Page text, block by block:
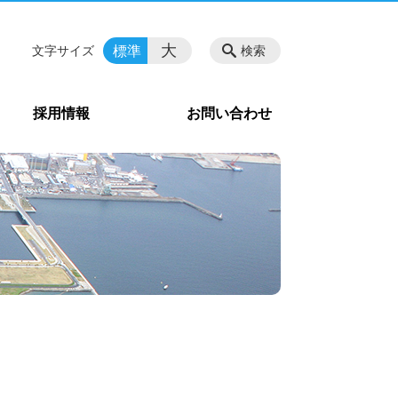
採用情報 お問い合わせ
検索
文字サイズ 標準 大